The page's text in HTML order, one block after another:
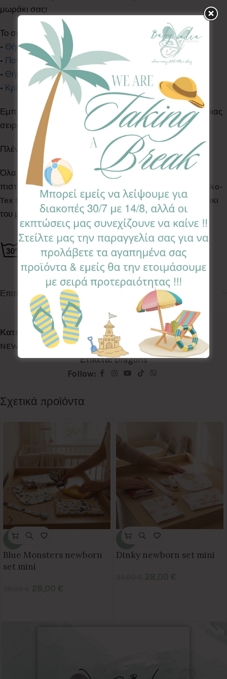
μωράκι σας!
Το σετ περιλαμβάνει:
• Θήκη βιβλιαρίου Υγείας
• Πανάκι φροντίδας(30*30)
• Θήκη για μωρομάντηλα
• Κρίκος οδοντοφυΐαςή Κλιπ πιπίλαςήΣαλιάρα
Εμπλουτίστε το set σας με τα υπόλοιπα προϊόντα της ίδιας
σειράς.
Πλένονται ολα στο πλυντήριο ρούχων στους 30°C
Όλα τα Υφάσματα της συλλογής μας είναι ελεγμένα &
πιστοποιημένα για βλαβερές ουσίες σύμφωνα με το Oeko-
Tex Standard 100, κατάλληλα για το ευαίσθητο δερματάκι
του μωρού σας.
Επιπλέον πληροφορίες
Κωδικός προϊόντος:
NBSN-DRG
Κατηγορίες: BABY SHOWER, NEWBORN SET MINI,
NEWBORN SETS
Ετικέτα: Dragons
Follow:
Σχετικά προϊόντα
-20%
Blue Monsters newborn
set mini
-20%
Dinky newborn set mini